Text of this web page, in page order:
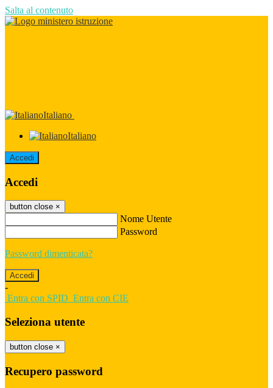
Salta al contenuto
Italiano
Italiano
Accedi
Accedi
button close ×
Nome Utente
Password
Password dimenticata?
-
Entra con SPID Entra con CIE
Seleziona utente
button close ×
Recupero password